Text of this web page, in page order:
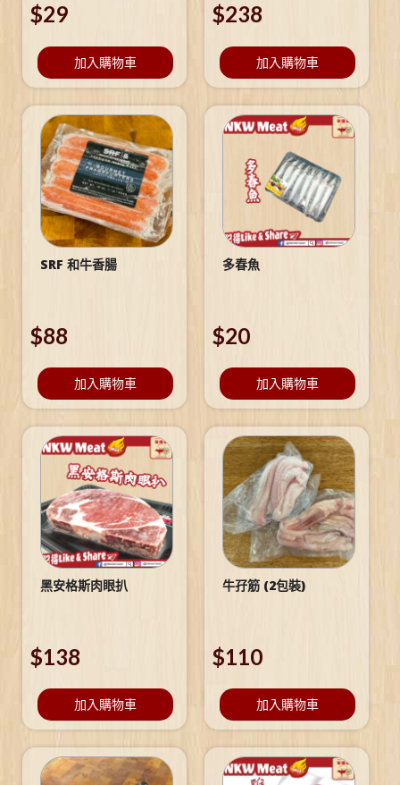
$29
加入購物車
$238
加入購物車
SRF 和牛香腸
$88
加入購物車
多春魚
$20
加入購物車
黑安格斯肉眼扒
$138
加入購物車
牛孖筋 (2包裝)
$110
加入購物車